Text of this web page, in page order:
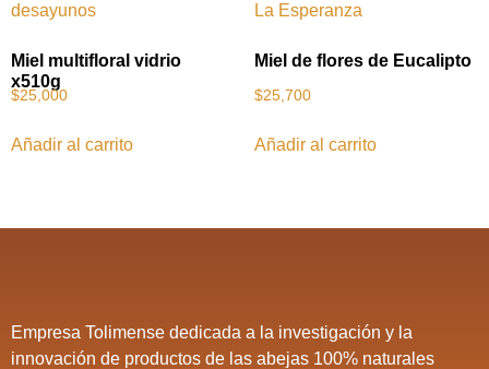
Miel multifloral vidrio
x510g
$25,000
Añadir al carrito
Miel de flores de Eucalipto
$25,700
Añadir al carrito
Empresa Tolimense dedicada a la investigación y la
innovación de productos de las abejas 100% naturales